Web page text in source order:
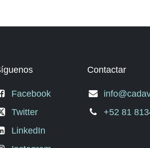
Facebook
Twitter
LinkedIn
Contactar
+52 81